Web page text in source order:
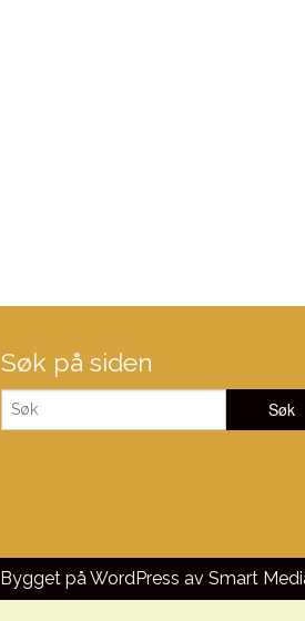
Søk på siden
Bygget på WordPress av Smart